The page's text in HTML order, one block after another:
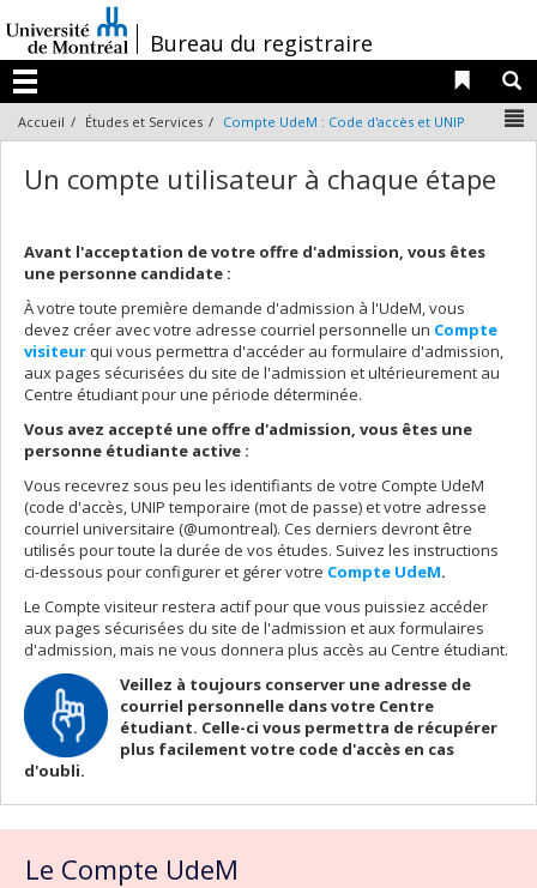
au
contenu
/Bureau du registraire
Menu
Liens
Accueil Études et Services Compte UdeM : Code d'accès et UNIP
Un compte utilisateur à chaque étape
Avant l'acceptation de votre offre d'admission, vous êtes
une personne candidate :
À votre toute première demande d'admission à l'UdeM, vous
devez créer avec votre adresse courriel personnelle un Compte
visiteurqui vous permettra d'accéder au formulaire d'admission,
aux pages sécurisées du site de l'admission et ultérieurement au
Centre étudiant pour une période déterminée.
Vous avez accepté une offre d'admission, vous êtes une
personne étudiante active :
Vous recevrez sous peu les identifiants de votre Compte UdeM
(code d'accès, UNIP temporaire (mot de passe) et votre adresse
courriel universitaire (@umontreal). Ces derniers devront être
utilisés pour toute la durée de vos études. Suivez les instructions
ci-dessous pour configurer et gérer votre Compte UdeM.
Le Compte visiteur restera actif pour que vous puissiez accéder
aux pages sécurisées du site de l'admission et aux formulaires
d'admission, mais ne vous donnera plus accès au Centre étudiant.
Veillez à toujours conserver une adresse de
courriel personnelle dans votre Centre
étudiant. Celle-ci vous permettra de récupérer
plus facilement votre code d'accès en cas
d'oubli.
Le Compte UdeM